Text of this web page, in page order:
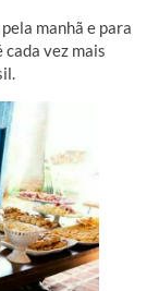
manhã e para
cada vez mais